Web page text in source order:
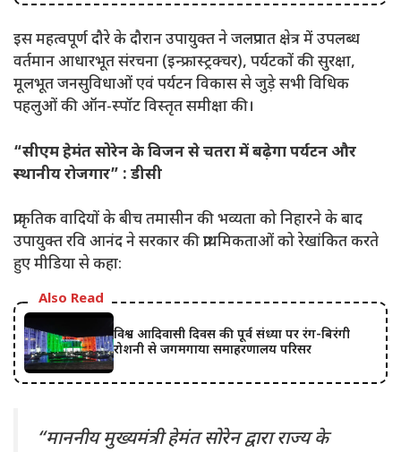
इस महत्वपूर्ण दौरे के दौरान उपायुक्त ने जलप्रपात क्षेत्र में उपलब्ध
वर्तमान आधारभूत संरचना (इन्फ्रास्ट्रक्चर), पर्यटकों की सुरक्षा,
मूलभूत जनसुविधाओं एवं पर्यटन विकास से जुड़े सभी विधिक
पहलुओं की ऑन-स्पॉट विस्तृत समीक्षा की।
“सीएम हेमंत सोरेन के विजन से चतरा में बढ़ेगा पर्यटन और
स्थानीय रोजगार” : डीसी
प्राकृतिक वादियों के बीच तमासीन की भव्यता को निहारने के बाद
उपायुक्त रवि आनंद ने सरकार की प्राथमिकताओं को रेखांकित करते
हुए मीडिया से कहा:
Also Read
विश्व आदिवासी दिवस की पूर्व संध्या पर रंग-बिरंगी
रोशनी से जगमगाया समाहरणालय परिसर
“माननीय मुख्यमंत्री हेमंत सोरेन द्वारा राज्य के